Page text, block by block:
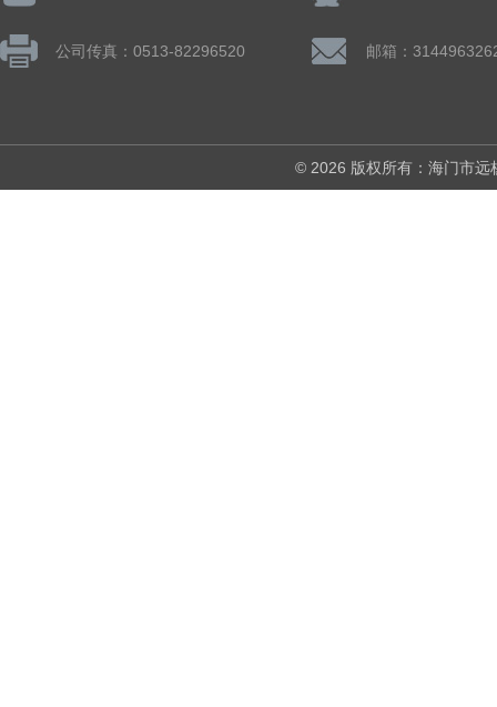
公司传真：0513-82296520 邮箱：
© 2026 版权所有：海门市